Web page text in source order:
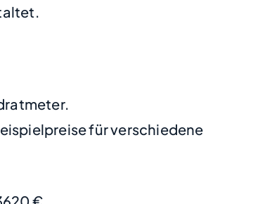
für verschiedene